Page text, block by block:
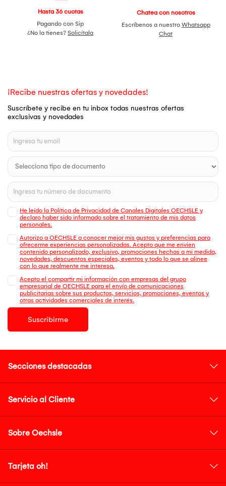
Hasta 36 cuotas
Pagando con Sip
¿No la tienes? Solicítala
Chatea con nosotros
Escríbenos a nuestro Whatsapp
Chat
¡Recibe nuestras ofertas y novedades!
Suscríbete y recibe en tu inbox todas nuestras ofertas
exclusivas y novedades
He leído la Política de Privacidad de Canales Digitales OECHSLE y
declaro haber sido informado sobre el tratamiento de mis datos
personales.
Autorizo a OECHSLE a conocer mejor mis gustos y preferencias para
ofrecerme experiencias personalizadas. Acepto que me envien
contenido personalizado, exclusivo, promociones hechas a mi medida,
novedades, descuentos especiales, eventos y todo lo que se alinee
con lo que realmente me interesa.
Acepto el compartir mi información con empresas del grupo
empresarial de OECHSLE para el envío de comunicaciones
publicitarias sobre sus productos, servicios, promociones, eventos y
otras actividades comerciales de interés.
Suscribirme
Secciones destacadas
Servicio al Cliente
Sobre Oechsle
Tarjeta oh!